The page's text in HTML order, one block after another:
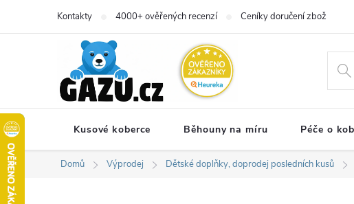
Kontakty 4000+ ověřených recenzí Ceníky doručení zboží
Kusové koberce Běhouny na míru Péče o
Domů Výprodej Dětské doplňky, doprodej posledních kusů